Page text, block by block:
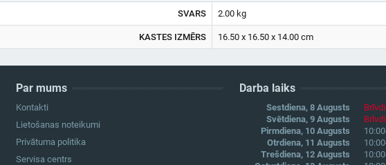
SVARS 2.00 kg
KASTES IZMĒRS 16.50 x 16.50 x 14.00 cm
Par mums
Kontakti
Lietošanas noteikumi
Privātuma politika
Servisa centrs
Darba laiks
Sestdiena, 8 Augusts
Svētdiena, 9 Augusts
Pirmdiena, 10 Augusts
Otrdiena, 11 Augusts
Trešdiena, 12 Augusts